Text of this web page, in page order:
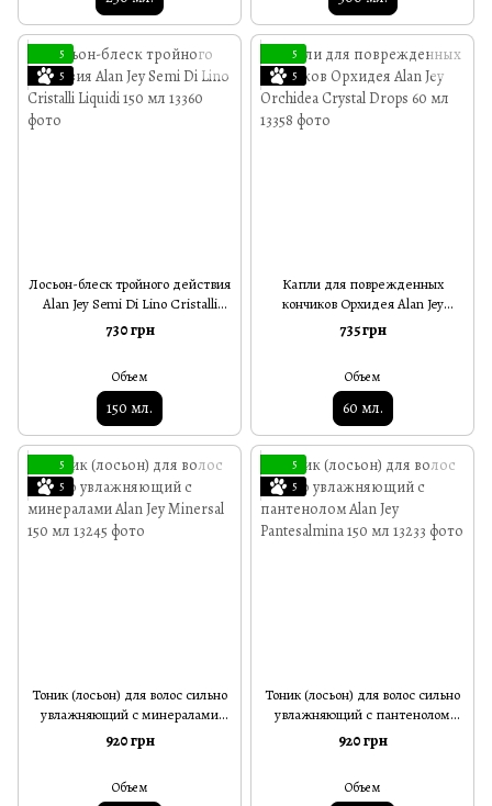
5
5
Лосьон-блеск тройного действия
Alan Jey Semi Di Lino Cristalli
Liquidi 150 мл
730 грн
Объем
150 мл.
5
5
Капли для поврежденных
кончиков Орхидея Alan Jey
Orchidea Crystal Drops 60 мл
735 грн
Объем
60 мл.
5
5
Тоник (лосьон) для волос сильно
увлажняющий с минералами
Alan Jey Minersal 150 мл
920 грн
Объем
5
5
Тоник (лосьон) для волос сильно
увлажняющий с пантенолом
Alan Jey Pantesalmina 150 мл
920 грн
Объем